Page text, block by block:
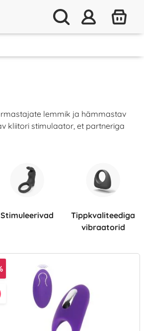
lemmik ja hämmastav
kliitori stimulaator, et partneriga
Stimuleerivad
Tippkvaliteediga
vibraatorid